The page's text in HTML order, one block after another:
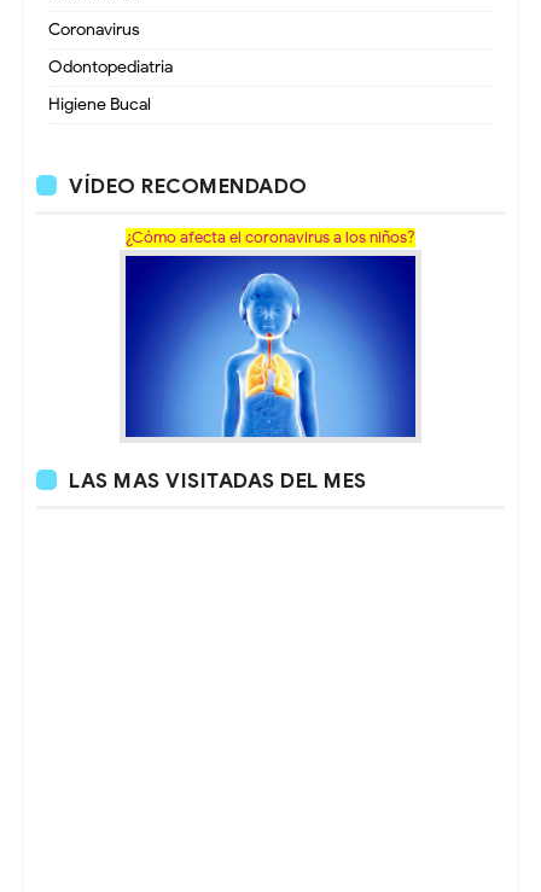
Coronavirus
Odontopediatria
Higiene Bucal
VÍDEO RECOMENDADO
¿Cómo afecta el coronavirus a los niños?
LAS MAS VISITADAS DEL MES